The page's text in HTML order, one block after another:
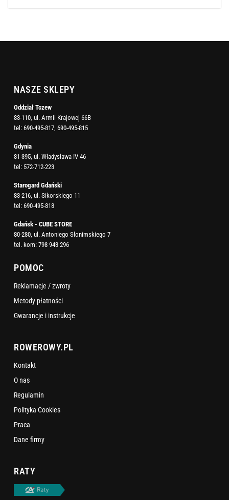
NASZE SKLEPY
Oddział Tczew
83-110, ul. Armii Krajowej 66B
tel: 690-495-817, 690-495-815
Gdynia
81-395, ul. Władysława IV 46
tel: 572-712-223
Starogard Gdański
83-216, ul. Sikorskiego 11
tel: 690-495-818
Gdańsk - CUBE STORE
80-280, ul. Antoniego Słonimskiego 7
tel. kom: 798 943 296
POMOC
Reklamacje / zwroty
Metody płatności
Gwarancje i instrukcje
ROWEROWY.PL
Kontakt
O nas
Regulamin
Polityka Cookies
Praca
Dane firmy
RATY